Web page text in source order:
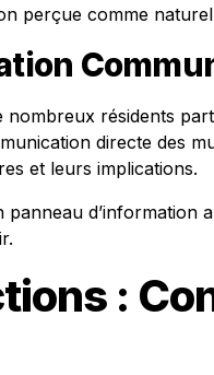
perçue comme
nombreux résidents
directe des
et leurs implications.
d’information
: